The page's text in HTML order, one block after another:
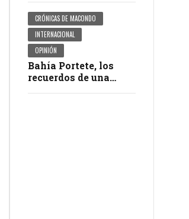
CRÓNICAS DE MACONDO
INTERNACIONAL
OPINIÓN
Bahía Portete, los
recuerdos de una